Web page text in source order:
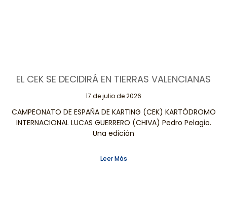
EL CEK SE DECIDIRÁ EN TIERRAS VALENCIANAS
17 de julio de 2026
CAMPEONATO DE ESPAÑA DE KARTING (CEK) KARTÓDROMO
INTERNACIONAL LUCAS GUERRERO (CHIVA) Pedro Pelagio.
Una edición
Leer Más